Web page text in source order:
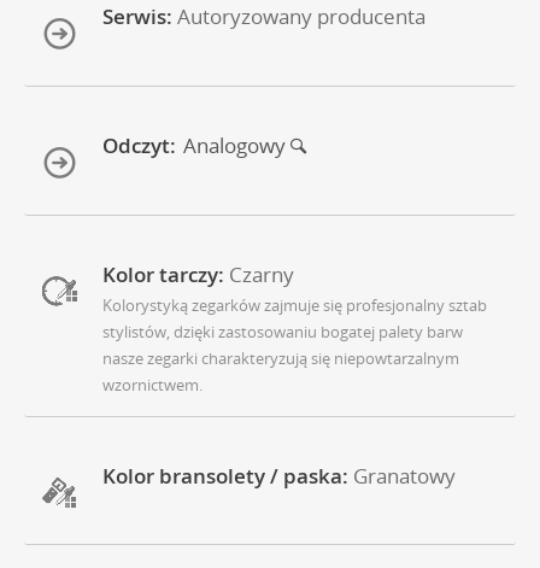
Serwis: Autoryzowany producenta
Odczyt: Analogowy
Kolor tarczy: Czarny
Kolorystyką zegarków zajmuje się profesjonalny sztab
stylistów, dzięki zastosowaniu bogatej palety barw
nasze zegarki charakteryzują się niepowtarzalnym
wzornictwem.
Kolor bransolety / paska: Granatowy